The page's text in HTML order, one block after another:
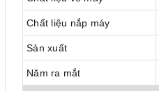
Chất liệu nắp máy
Sản xuất
Năm ra mắt